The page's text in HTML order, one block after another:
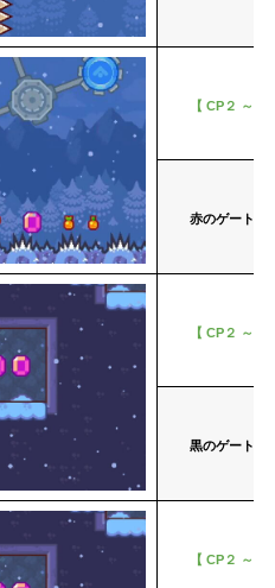
【 CP２ ～
赤のゲートの
【 CP２ ～
黒のゲートの
【 CP２ ～